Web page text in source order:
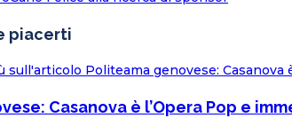
piacerti
Casanova è l’Opera Pop e